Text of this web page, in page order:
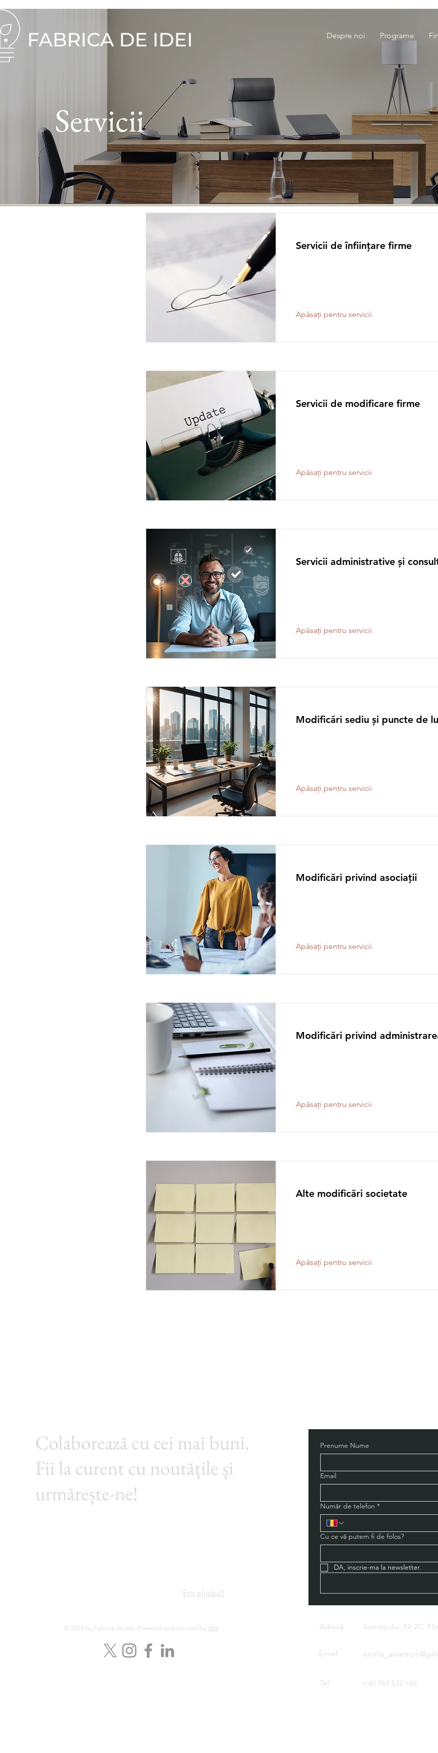
Despre noi Programe
Servicii
Servicii de înființare firme
Apăsați pentru servicii
Servicii de modificare firme
Apăsați pentru servicii
Servicii administrative și
Apăsați pentru servicii
Modificări sediu și puncte de
Apăsați pentru servicii
Modificări privind asociații
Apăsați pentru servicii
Modificări privind
Apăsați pentru servicii
Alte modificări societate
Apăsați pentru servicii
Colaborează cu cei mai buni.
Fii la curent cu noutățile și
urmărește-ne!
Ești eligibil?
© 2024 by Fabrica de idei. Powered and secured by Wix
Prenume Nume
Email
Număr de telefon *
Cu ce vă putem fi de folos?
DA, inscrie-ma la newsletter.
Adresă Someșului, Nr 2C,
Email
Tel +40 744 533 146